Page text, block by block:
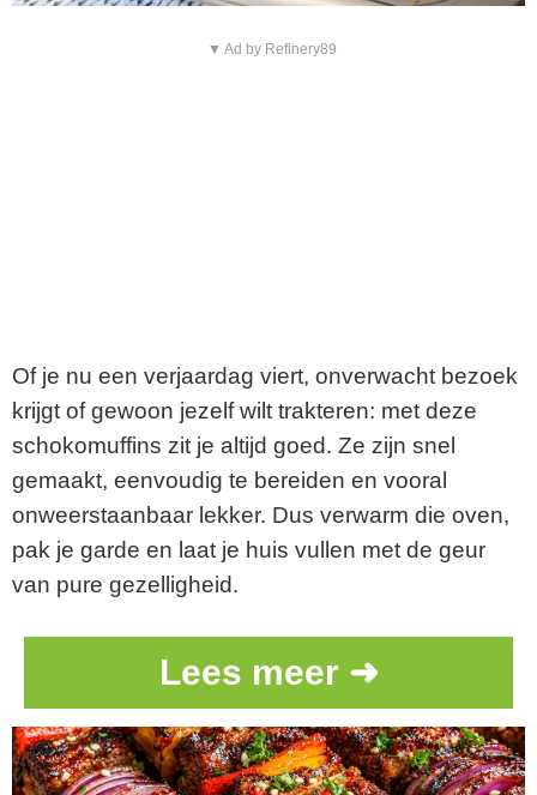
▼ Ad by Refinery89
Of je nu een verjaardag viert, onverwacht bezoek
krijgt of gewoon jezelf wilt trakteren: met deze
schokomuffins zit je altijd goed. Ze zijn snel
gemaakt, eenvoudig te bereiden en vooral
onweerstaanbaar lekker. Dus verwarm die oven,
pak je garde en laat je huis vullen met de geur
van pure gezelligheid.
Lees meer ➜